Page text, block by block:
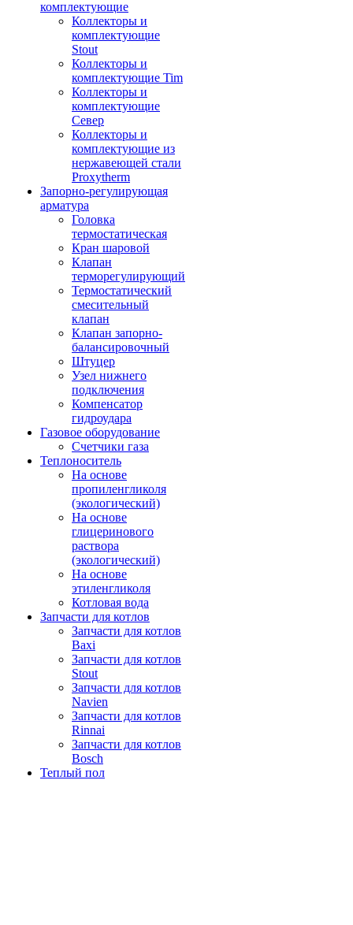
комплектующие
Коллекторы и
комплектующие
Stout
Коллекторы и
комплектующие Tim
Коллекторы и
комплектующие
Север
Коллекторы и
комплектующие из
нержавеющей стали
Proxytherm
Запорно-регулирующая
арматура
Головка
термостатическая
Кран шаровой
Клапан
терморегулирующий
Термостатический
смесительный
клапан
Клапан запорно-
балансировочный
Штуцер
Узел нижнего
подключения
Компенсатор
гидроудара
Газовое оборудование
Счетчики газа
Теплоноситель
На основе
пропиленгликоля
(экологический)
На основе
глицеринового
раствора
(экологический)
На основе
этиленгликоля
Котловая вода
Запчасти для котлов
Запчасти для котлов
Baxi
Запчасти для котлов
Stout
Запчасти для котлов
Navien
Запчасти для котлов
Rinnai
Запчасти для котлов
Bosch
Теплый пол